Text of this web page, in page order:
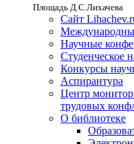
Площадь Д.С.Лихачева
Сайт
Научные
Студенческое
Конкурсы
Аспирантура
Центр
трудовых
О библиотеке